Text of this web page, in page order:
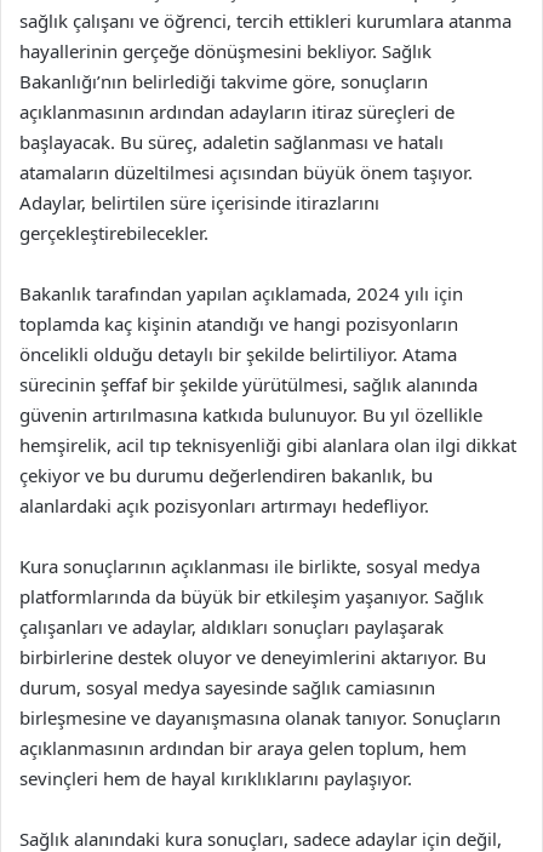
sağlık çalışanı ve öğrenci, tercih ettikleri kurumlara atanma
hayallerinin gerçeğe dönüşmesini bekliyor. Sağlık
Bakanlığı’nın belirlediği takvime göre, sonuçların
açıklanmasının ardından adayların itiraz süreçleri de
başlayacak. Bu süreç, adaletin sağlanması ve hatalı
atamaların düzeltilmesi açısından büyük önem taşıyor.
Adaylar, belirtilen süre içerisinde itirazlarını
gerçekleştirebilecekler.
Bakanlık tarafından yapılan açıklamada, 2024 yılı için
toplamda kaç kişinin atandığı ve hangi pozisyonların
öncelikli olduğu detaylı bir şekilde belirtiliyor. Atama
sürecinin şeffaf bir şekilde yürütülmesi, sağlık alanında
güvenin artırılmasına katkıda bulunuyor. Bu yıl özellikle
hemşirelik, acil tıp teknisyenliği gibi alanlara olan ilgi dikkat
çekiyor ve bu durumu değerlendiren bakanlık, bu
alanlardaki açık pozisyonları artırmayı hedefliyor.
Kura sonuçlarının açıklanması ile birlikte, sosyal medya
platformlarında da büyük bir etkileşim yaşanıyor. Sağlık
çalışanları ve adaylar, aldıkları sonuçları paylaşarak
birbirlerine destek oluyor ve deneyimlerini aktarıyor. Bu
durum, sosyal medya sayesinde sağlık camiasının
birleşmesine ve dayanışmasına olanak tanıyor. Sonuçların
açıklanmasının ardından bir araya gelen toplum, hem
sevinçleri hem de hayal kırıklıklarını paylaşıyor.
Sağlık alanındaki kura sonuçları, sadece adaylar için değil,